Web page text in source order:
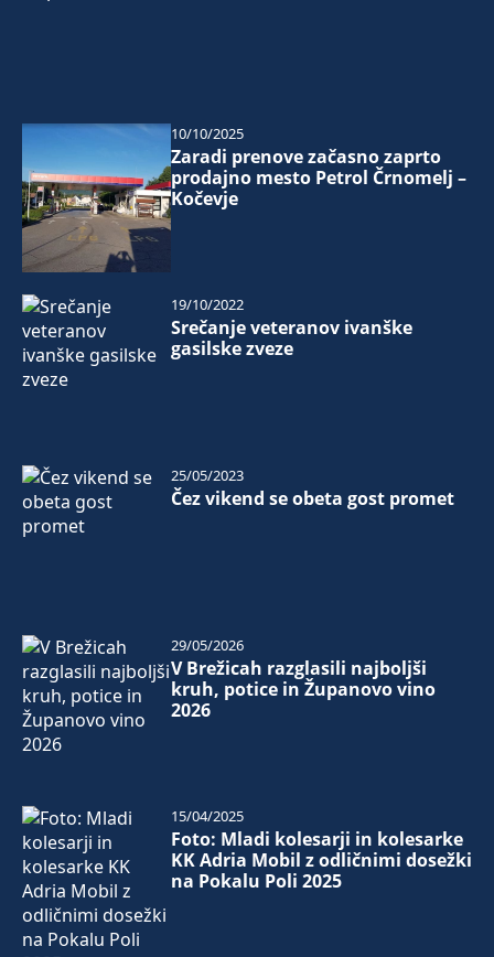
Zaradi prenove začasno zaprto
prodajno mesto Petrol Črnomelj –
Kočevje
10/10/2025
Srečanje veteranov ivanške
gasilske zveze
19/10/2022
Čez vikend se obeta gost promet
25/05/2023
V Brežicah razglasili najboljši
kruh, potice in Županovo vino
2026
29/05/2026
Foto: Mladi kolesarji in kolesarke
KK Adria Mobil z odličnimi dosežki
na Pokalu Poli 2025
15/04/2025